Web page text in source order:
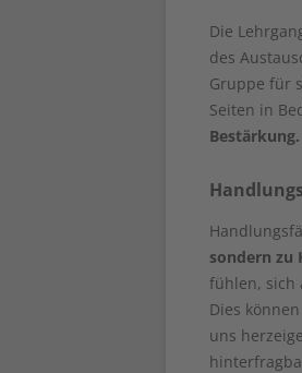
Die
des
Gruppe für
Seiten in
Bestärkung.
sondern zu
fühlen, sich
Dies
uns